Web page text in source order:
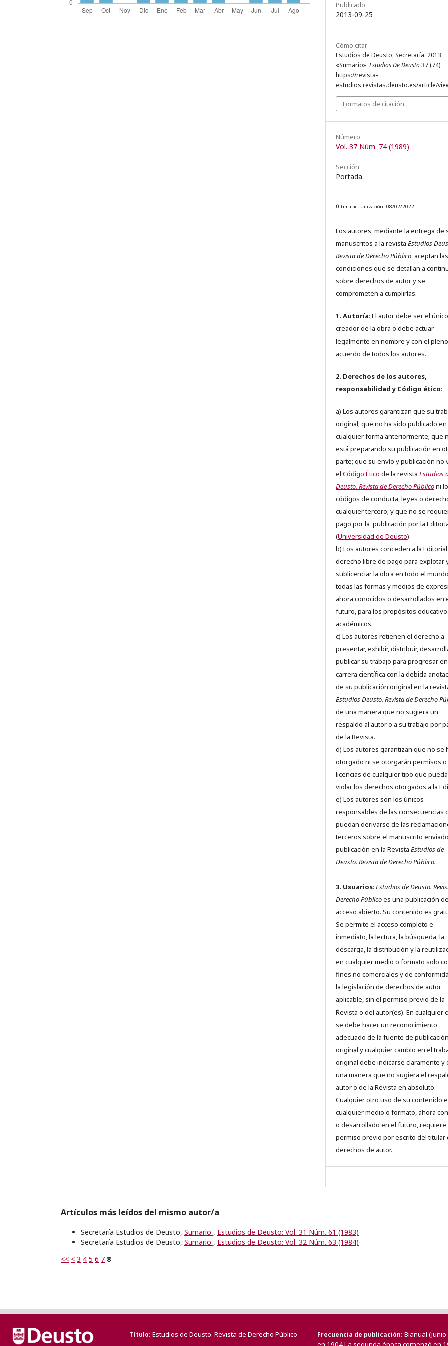
Publicado
2013-09-25
Cómo citar
Estudios de Deusto, Secretaría. 2013.
«Sumario». Estudios De Deusto37 (74).
https://revista-
estudios.revistas.deusto.es/article/
Formatos de citación
Número
Vol. 37 Núm. 74 (1989)
Sección
Portada
Última actualización: 08/02/2022
Los autores, mediante la entrega de
manuscritos a la revista Estudios
Revista de Derecho Público, aceptan las
condiciones que se detallan a
sobre derechos de autor y se
comprometen a cumplirlas.
1. Autoría: El autor debe ser el único
creador de la obra o debe actuar
legalmente en nombre y con el pleno
acuerdo de todos los autores.
2. Derechos de los autores,
responsabilidad y Código ético:
a) Los autores garantizan que su
original; que no ha sido publicado en
cualquier forma anteriormente; que
está preparando su publicación en
parte; que su envío y publicación no
el Código Ético de la revista Estudios
Deusto. Revista de Derecho Públiconi
códigos de conducta, leyes o
cualquier tercero; y que no se
pago por la publicación por la
(Universidad de Deusto).
b) Los autores conceden a la
derecho libre de pago para explotar
sublicenciar la obra en todo el
todas las formas y medios de
ahora conocidos o desarrollados en
futuro, para los propósitos
académicos.
c) Los autores retienen el derecho a
presentar, exhibir, distribuir,
publicar su trabajo para progresar
carrera científica con la debida
de su publicación original en la
Estudios Deusto. Revista de Derecho
de una manera que no sugiera un
respaldo al autor o a su trabajo por
de la Revista.
d) Los autores garantizan que no se
otorgado ni se otorgarán permisos o
licencias de cualquier tipo que
violar los derechos otorgados a la
e) Los autores son los únicos
responsables de las consecuencias
puedan derivarse de las
terceros sobre el manuscrito
publicación en la Revista Estudios de
Deusto. Revista de Derecho Público.
3. Usuarios: Estudios de Deusto.
Derecho Públicoes una publicación de
acceso abierto. Su contenido es
Se permite el acceso completo e
inmediato, la lectura, la búsqueda, la
descarga, la distribución y la
en cualquier medio o formato solo
fines no comerciales y de
la legislación de derechos de autor
aplicable, sin el permiso previo de la
Revista o del autor(es). En cualquier
se debe hacer un reconocimiento
adecuado de la fuente de publicación
original y cualquier cambio en el
original debe indicarse claramente y
una manera que no sugiera el
autor o de la Revista en absoluto.
Cualquier otro uso de su contenido
cualquier medio o formato, ahora
o desarrollado en el futuro, requiere
permiso previo por escrito del titular
derechos de autor.
Artículos más leídos del mismo autor/a
Secretaría Estudios de Deusto, Sumario , Estudios de Deusto: Vol. 31 Núm. 61 (1983)
Secretaría Estudios de Deusto, Sumario , Estudios de Deusto: Vol. 32 Núm. 63 (1984)
<< < 3 4 5 6 7 8
Título Estudios de Deusto. Revista de Derecho Público Frecuencia de publicación Bianual